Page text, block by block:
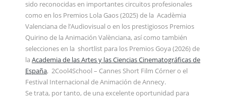
sido reconocidas en importantes circuitos profesionales
como en los Premios Lola Gaos (2025) de la Acadèmia
Valenciana de l’Audiovisual o en los prestigiosos Premios
Quirino de la Animación Valènciana, así como también
selecciones en la shortlist para los Premios Goya (2026) de
la Academia de las Artes y las Ciencias Cinematográficas de
España, 2Cool4School – Cannes Short Film Córner o el
Festival Internacional de Animación de Annecy.
Se trata, por tanto, de una excelente oportunidad para